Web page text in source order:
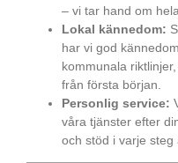
– vi tar hand om
Lokal kännedom:
har vi god
kommunala
från första början.
Personlig service:
våra tjänster efter
och stöd i varje steg